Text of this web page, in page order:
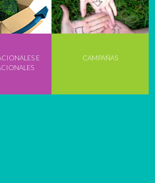
E
CAMPAÑAS